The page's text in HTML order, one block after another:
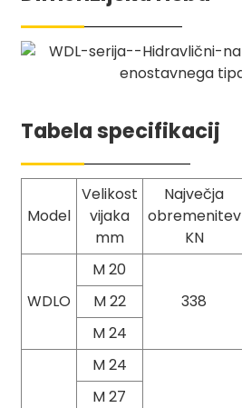
Tabela specifikacij
Model
Velikost
vijaka
mm
Največja
obremenitev
KN
WDLO
M 20
338
M 22
M 24
M 24
M 27